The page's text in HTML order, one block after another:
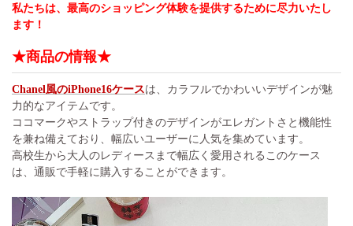
私たちは、最高のショッピング体験を提供するために尽力いたし
ます！
★商品の情報★
Chanel風のiPhone16ケースは、カラフルでかわいいデザインが魅
力的なアイテムです。
ココマークやストラップ付きのデザインがエレガントさと機能性
を兼ね備えており、幅広いユーザーに人気を集めています。
高校生から大人のレディースまで幅広く愛用されるこのケース
は、通販で手軽に購入することができます。